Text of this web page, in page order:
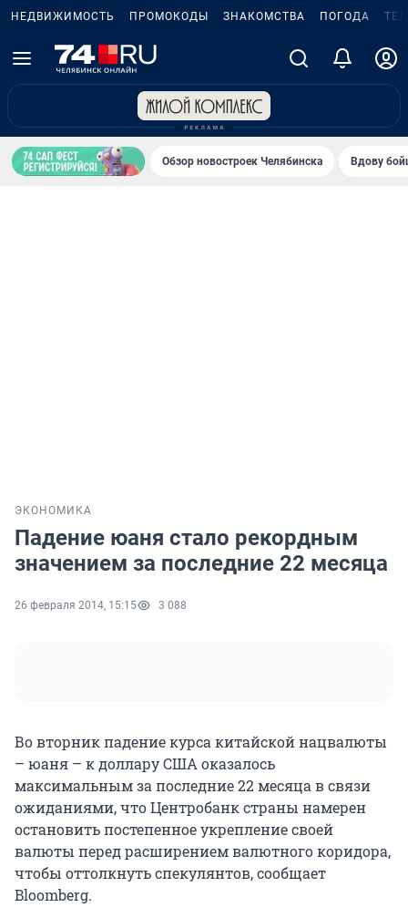
НЕДВИЖИМОСТЬ ПРОМОКОДЫ ЗНАКОМСТВА ПОГОДА
Обзор новостроек Челябинска Вдову
ЭКОНОМИКА
Падение юаня стало рекордным
значением за последние 22 месяца
26 февраля 2014, 15:15 3 088
Во вторник падение курса китайской нацвалюты
– юаня – к доллару США оказалось
максимальным за последние 22 месяца в связи
ожиданиями, что Центробанк страны намерен
остановить постепенное укрепление своей
валюты перед расширением валютного коридора,
чтобы оттолкнуть спекулянтов, сообщает
Bloomberg.